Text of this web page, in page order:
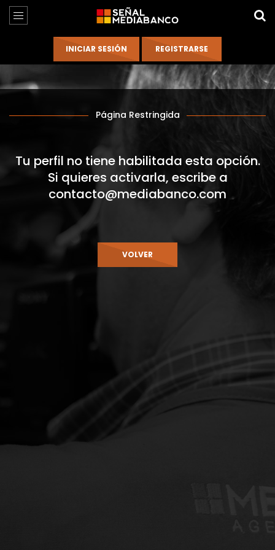
Página Restringida
Tu perfil no tiene habilitada esta opción.
Si quieres activarla, escribe a
contacto@mediabanco.com